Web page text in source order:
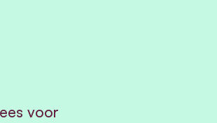
voor